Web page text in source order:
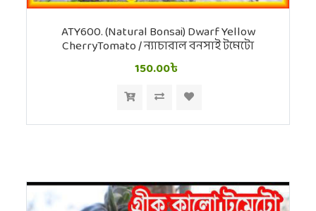
ATY600. (Natural Bonsai) Dwarf Yellow
CherryTomato / ন্যাচারাল বনসাই টমেটো
150.00৳